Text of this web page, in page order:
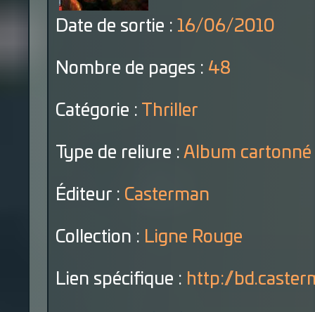
Date de sortie : 16/06/2010
Nombre de pages : 48
Catégorie : Thriller
Type de reliure : Album cartonné
Éditeur : Casterman
Collection : Ligne Rouge
Lien spécifique : http://